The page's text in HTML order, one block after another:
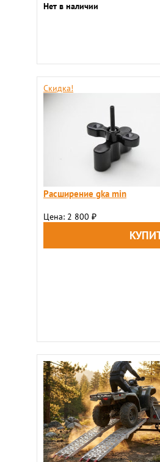
Нет в наличии
Скидка!
Расширение gka min
Цена: 2 800 ₽